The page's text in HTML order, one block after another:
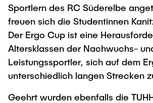
Sportlern des RC Süderelbe
freuen sich die Studentinnen
Der Ergo Cup ist eine
Altersklassen der Nachwuchs-
Leistungssportler, sich auf dem
unterschiedlich langen Strecken
Geehrt wurden ebenfalls die